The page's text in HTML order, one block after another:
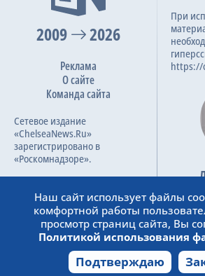
2009 2026
Реклама
О сайте
Команда сайта
Сетевое издание
«ChelseaNews.Ru»
зарегистрировано в
«Роскомнадзоре».
ФС 77 – 87138.
При
https://
Наш сайт использует файлы
комфортной работы
просмотр страниц сайта, Вы
Политикой использования
Подтверждаю